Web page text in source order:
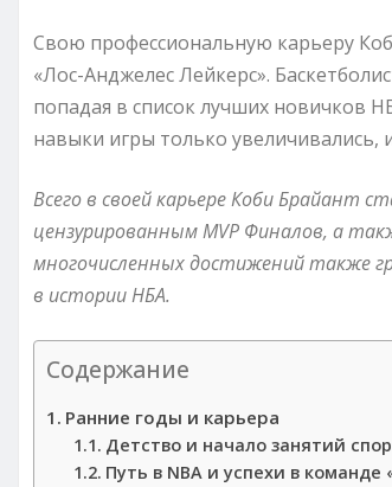
Свою профессиональную карьеру
«Лос-Анджелес Лейкерс».
попадая в список лучших новичков
навыки игры только увеличивались,
Всего в своей карьере Коби Брайант
цензурированным MVP Финалов, а
многочисленных достижений также
в истории НБА.
Содержание
Ранние годы и карьера
Детство и начало занятий
Путь в NBA и успехи в